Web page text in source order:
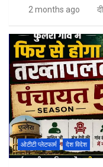
2 months ago
ओटीटी प्लेटफार्म देश विदेश